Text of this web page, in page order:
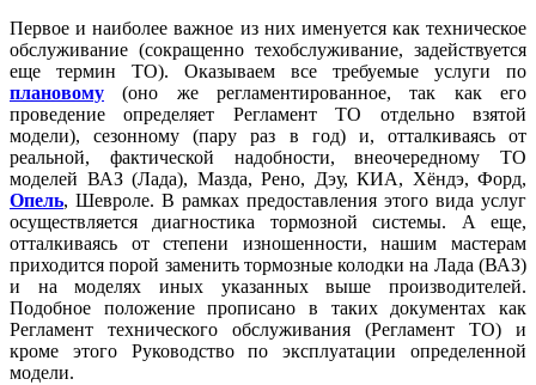
Первое и наиболее важное из них именуется как техническое
обслуживание (сокращенно техобслуживание, задействуется
еще термин ТО). Оказываем все требуемые услуги по
плановому (оно же регламентированное, так как его
проведение определяет Регламент ТО отдельно взятой
модели), сезонному (пару раз в год) и, отталкиваясь от
реальной, фактической надобности, внеочередному ТО
моделей ВАЗ (Лада), Мазда, Рено, Дэу, КИА, Хёндэ, Форд,
Опель, Шевроле. В рамках предоставления этого вида услуг
осуществляется диагностика тормозной системы. А еще,
отталкиваясь от степени изношенности, нашим мастерам
приходится порой заменить тормозные колодки на Лада (ВАЗ)
и на моделях иных указанных выше производителей.
Подобное положение прописано в таких документах как
Регламент технического обслуживания (Регламент ТО) и
кроме этого Руководство по эксплуатации определенной
модели.